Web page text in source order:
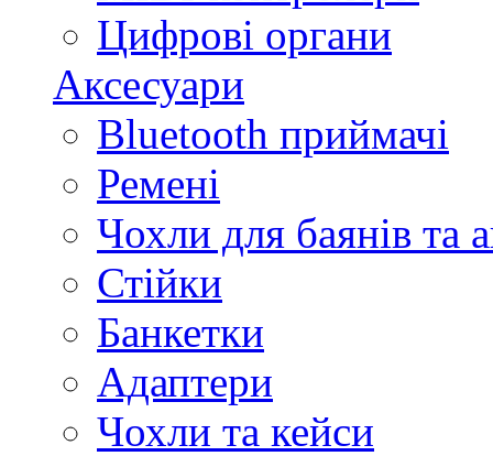
Цифрові органи
Аксесуари
Bluetooth приймачі
Ремені
Чохли для баянів та
Стійки
Банкетки
Адаптери
Чохли та кейси